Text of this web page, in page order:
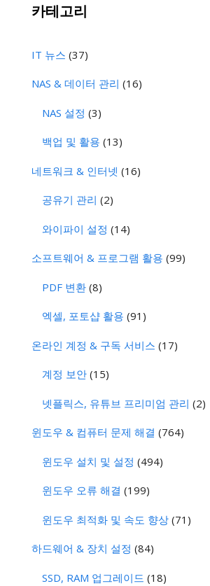
카테고리
IT 뉴스 (37)
NAS & 데이터 관리 (16)
NAS 설정 (3)
백업 및 활용 (13)
네트워크 & 인터넷 (16)
공유기 관리 (2)
와이파이 설정 (14)
소프트웨어 & 프로그램 활용 (99)
PDF 변환 (8)
엑셀, 포토샵 활용 (91)
온라인 계정 & 구독 서비스 (17)
계정 보안 (15)
넷플릭스, 유튜브 프리미엄 관리 (2)
윈도우 & 컴퓨터 문제 해결 (764)
윈도우 설치 및 설정 (494)
윈도우 오류 해결 (199)
윈도우 최적화 및 속도 향상 (71)
하드웨어 & 장치 설정 (84)
SSD, RAM 업그레이드 (18)